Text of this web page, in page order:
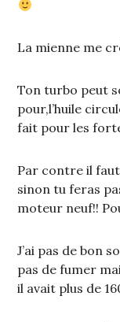
La mienne me
Ton turbo peut
pour,l’huile
fait pour les
Par contre il
sinon tu feras
moteur neuf!!
J’ai pas de bon
pas de fumer
il avait plus de